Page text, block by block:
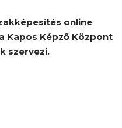
online
Kapos Képző Központ
szervezi.